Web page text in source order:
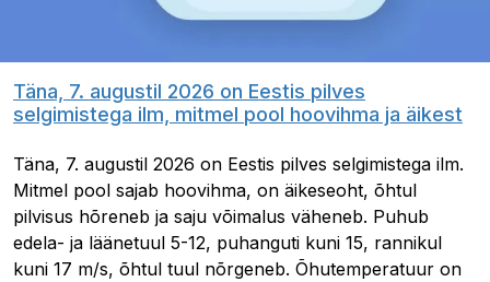
Täna, 7. augustil 2026 on Eestis pilves
selgimistega ilm, mitmel pool hoovihma ja äikest
Täna, 7. augustil 2026 on Eestis pilves selgimistega ilm.
Mitmel pool sajab hoovihma, on äikeseoht, õhtul
pilvisus hõreneb ja saju võimalus väheneb. Puhub
edela- ja läänetuul 5-12, puhanguti kuni 15, rannikul
kuni 17 m/s, õhtul tuul nõrgeneb. Õhutemperatuur on